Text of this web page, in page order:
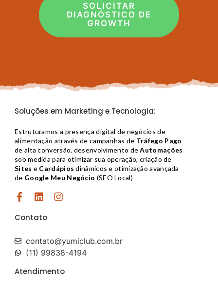
SOLICITAR
DIAGNÓSTICO DE
GROWTH
Soluções em Marketing e Tecnologia:
Estruturamos a presença digital de negócios de
alimentação através de campanhas de Tráfego Pago
de alta conversão, desenvolvimento deAutomações
sob medida para otimizar sua operação, criação de
Sites e Cardápios dinâmicos e otimização avançada
de Google Meu Negócio (SEO Local)
Contato
contato@yumiclub.com.br​
(11) 99838-4194
Atendimento